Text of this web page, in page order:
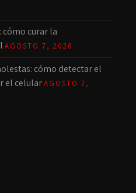
cómo curar la
AGOSTO 7, 2026
cómo detectar el
el celularAGOSTO 7,